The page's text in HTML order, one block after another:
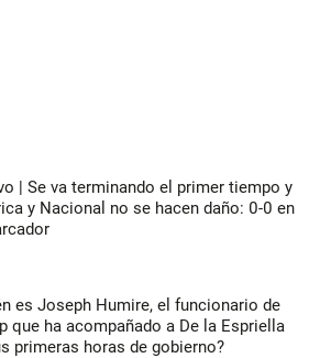
| Se va terminando el primer tiempo y
y Nacional no se hacen daño: 0-0 en
es Joseph Humire, el funcionario de
que ha acompañado a De la Espriella
primeras horas de gobierno?